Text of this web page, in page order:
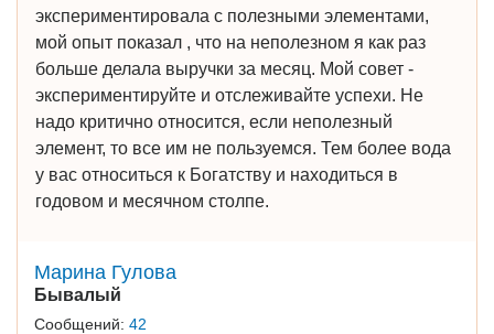
экспериментировала с полезными элементами,
мой опыт показал , что на неполезном я как раз
больше делала выручки за месяц. Мой совет -
экспериментируйте и отслеживайте успехи. Не
надо критично относится, если неполезный
элемент, то все им не пользуемся. Тем более вода
у вас относиться к Богатству и находиться в
годовом и месячном столпе.
Марина Гулова
Бывалый
Сообщений: 42